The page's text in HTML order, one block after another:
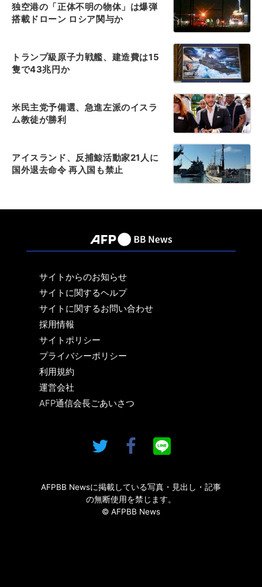
独空港の「正体不明の物体」は爆弾
搭載ドローン ロシア関与か
トランプ級原子力戦艦、建造費は15
隻で43兆円か
米民主党予備選、急進左派のイスラ
ム教徒が勝利
アイスランド、反捕鯨活動家21人に
国外退去命令 再入国も禁止
サイトからのお知らせ
サイトに関するヘルプ
サイトに関するお問い合わせ
採用情報
サイトポリシー
プライバシーポリシー
利用規約
運営会社
AFP通信会長ごあいさつ
AFPBB Newsに掲載している写真・見出し・記事
の無断使用を禁じます。
© AFPBB News